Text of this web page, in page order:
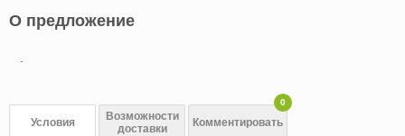
О предложение
Условия
Возможности
доставки
Комментировать
0